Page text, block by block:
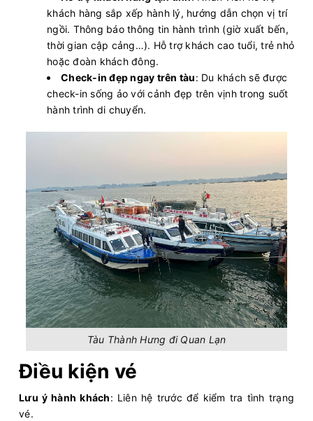
khách hàng sắp xếp hành lý, hướng dẫn chọn vị trí
ngồi. Thông báo thông tin hành trình (giờ xuất bến,
thời gian cập cảng…). Hỗ trợ khách cao tuổi, trẻ nhỏ
hoặc đoàn khách đông.
Check-in đẹp ngay trên tàu: Du khách sẽ được
check-in sống ảo với cảnh đẹp trên vịnh trong suốt
hành trình di chuyển.
Tàu Thành Hưng đi Quan Lạn
Điều kiện vé
Lưu ý hành khách: Liên hệ trước để kiểm tra tình trạng
vé.